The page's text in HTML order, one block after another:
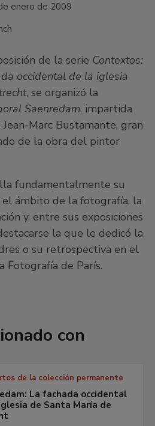
enero de 2009
de la serie Contextos:
occidental de la iglesia
, se organizó la
Saenredam, impartida
Marc Bustamante, gran
de la obra del pintor
fundamentalmente su
ámbito de la fotografía, la
y, entre sus exposiciones
la que le dedicó la
o su retrospectiva en el
Fotografía de París.
con
de la colección permanente
La fachada occidental
de Santa María de